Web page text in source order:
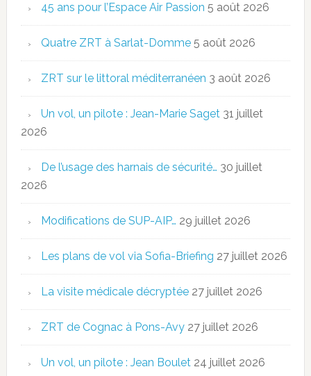
45 ans pour l’Espace Air Passion 5 août 2026
Quatre ZRT à Sarlat-Domme 5 août 2026
ZRT sur le littoral méditerranéen 3 août 2026
Un vol, un pilote : Jean-Marie Saget 31 juillet
2026
De l’usage des harnais de sécurité… 30 juillet
2026
Modifications de SUP-AIP… 29 juillet 2026
Les plans de vol via Sofia-Briefing 27 juillet 2026
La visite médicale décryptée 27 juillet 2026
ZRT de Cognac à Pons-Avy 27 juillet 2026
Un vol, un pilote : Jean Boulet 24 juillet 2026